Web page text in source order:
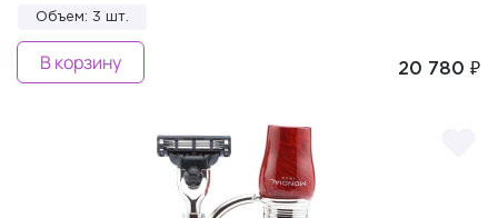
Объем: 3 шт.
20 780 ₽
В корзину